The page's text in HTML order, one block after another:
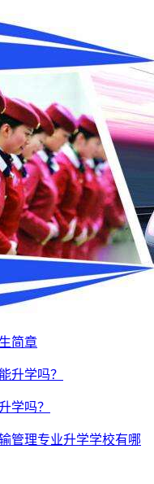
简章
学吗？